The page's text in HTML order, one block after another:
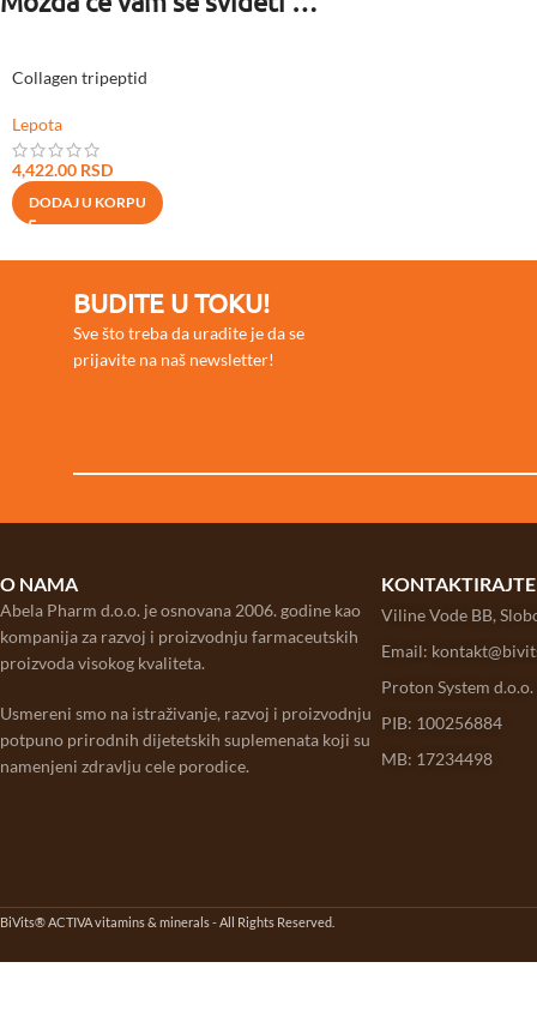
Collagen tripeptid
Lepota
4,422.00 RSD
DODAJ U KORPU
BUDITE U TOKU!
Sve što treba da uradite je da se
prijavite na naš newsletter!
O NAMA
Abela Pharm d.o.o. je osnovana 2006. godine kao
kompanija za razvoj i proizvodnju farmaceutskih
proizvoda visokog kvaliteta.
Usmereni smo na istraživanje, razvoj i proizvodnju
potpuno prirodnih dijetetskih suplemenata koji su
namenjeni zdravlju cele porodice.
Viline Vode BB,
Email:
Proton System d.o.o.
PIB: 100256884
MB: 17234498
BiVits® ACTIVA vitamins & minerals - All Rights Reserved.